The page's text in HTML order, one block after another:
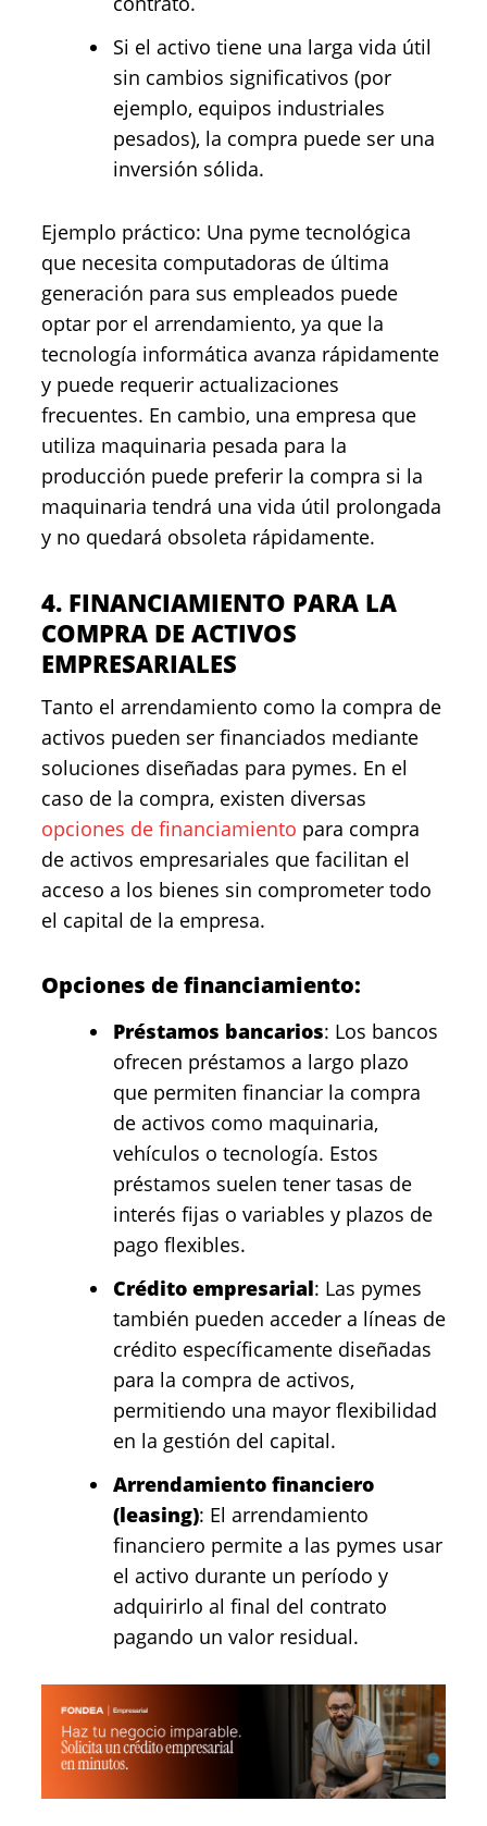
Si el activo tiene una larga vida útil
sin cambios significativos (por
ejemplo, equipos industriales
pesados), la compra puede ser una
inversión sólida.
Ejemplo práctico: Una pyme tecnológica
que necesita computadoras de última
generación para sus empleados puede
optar por el arrendamiento, ya que la
tecnología informática avanza rápidamente
y puede requerir actualizaciones
frecuentes. En cambio, una empresa que
utiliza maquinaria pesada para la
producción puede preferir la compra si la
maquinaria tendrá una vida útil prolongada
y no quedará obsoleta rápidamente.
4. FINANCIAMIENTO PARA LA
COMPRA DE ACTIVOS
EMPRESARIALES
Tanto el arrendamiento como la compra de
activos pueden ser financiados mediante
soluciones diseñadas para pymes. En el
caso de la compra, existen diversas
opciones de financiamiento para compra
de activos empresariales que facilitan el
acceso a los bienes sin comprometer todo
el capital de la empresa.
Opciones de financiamiento:
Préstamos bancarios: Los bancos
ofrecen préstamos a largo plazo
que permiten financiar la compra
de activos como maquinaria,
vehículos o tecnología. Estos
préstamos suelen tener tasas de
interés fijas o variables y plazos de
pago flexibles.
Crédito empresarial: Las pymes
también pueden acceder a líneas de
crédito específicamente diseñadas
para la compra de activos,
permitiendo una mayor flexibilidad
en la gestión del capital.
Arrendamiento financiero
(leasing): El arrendamiento
financiero permite a las pymes usar
el activo durante un período y
adquirirlo al final del contrato
pagando un valor residual.